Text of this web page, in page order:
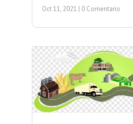
Oct 11, 2021 | 0 Comentario